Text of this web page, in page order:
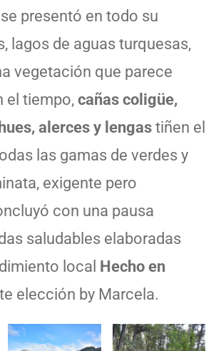
presentó en todo su
lagos de aguas turquesas,
vegetación que parece
el tiempo, cañas coligüe,
alerces y lengas tiñen el
las gamas de verdes y
exigente pero
con una pausa
saludables elaboradas
local Hecho en
elección by Marcela.